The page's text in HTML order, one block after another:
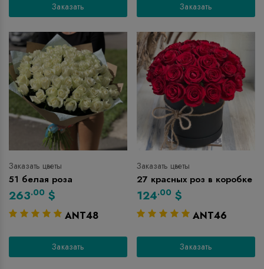
Заказать Заказать
Заказать цветы
51 белая роза
263.00 $
ANT48
Заказать
Заказать цветы
27 красных роз в коробке
124.00 $
ANT46
Заказать